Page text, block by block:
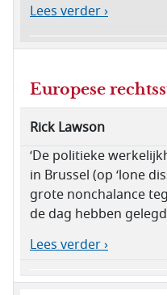
Lees verder ›
Europese
Rick Lawson
‘De politieke
in Brussel (op ‘lone
grote nonchalance
de dag hebben
Lees verder ›